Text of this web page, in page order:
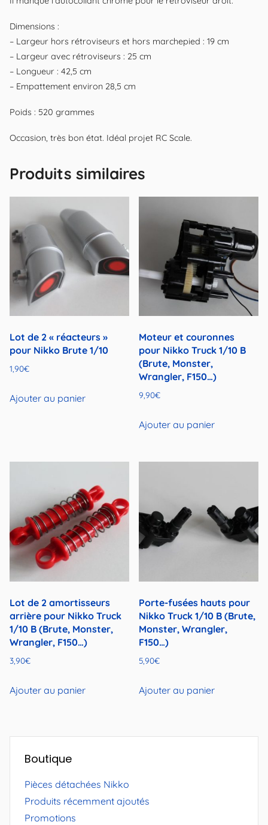
Dimensions :
– Largeur hors rétroviseurs et hors marchepied : 19 cm
– Largeur avec rétroviseurs : 25 cm
– Longueur : 42,5 cm
– Empattement environ 28,5 cm
Poids : 520 grammes
Occasion, très bon état. Idéal projet RC Scale.
Produits similaires
Lot de 2 « réacteurs »
pour Nikko Brute 1/10
1,90€
Ajouter au panier
Moteur et couronnes
pour Nikko Truck 1/10 B
(Brute, Monster,
Wrangler, F150…)
9,90€
Ajouter au panier
Lot de 2 amortisseurs
arrière pour Nikko Truck
1/10 B (Brute, Monster,
Wrangler, F150…)
3,90€
Ajouter au panier
Porte-fusées hauts pour
Nikko Truck 1/10 B (Brute,
Monster, Wrangler,
F150…)
5,90€
Ajouter au panier
Boutique
Pièces détachées Nikko
Produits récemment ajoutés
Promotions